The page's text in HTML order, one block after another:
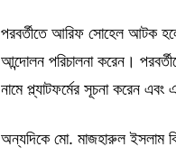
পরবর্তীতে আরিফ সোহেল আটক হলে
আন্দোলন পরিচালনা করেন।
নামে প্ল্যাটফর্মের সূচনা করেন
অন্যদিকে মো. মাজহারুল ইসলাম